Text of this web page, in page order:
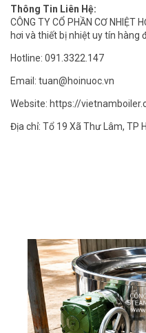
Thông Tin Liên Hệ:
CÔNG TY CỔ PHẦN CƠ NHIỆT
hơi và thiết bị nhiệt uy tín hàng
Hotline: 091.3322.147
Email: tuan@hoinuoc.vn
Website: https://
Địa chỉ: Tổ 19 Xã Thư Lâm, TP